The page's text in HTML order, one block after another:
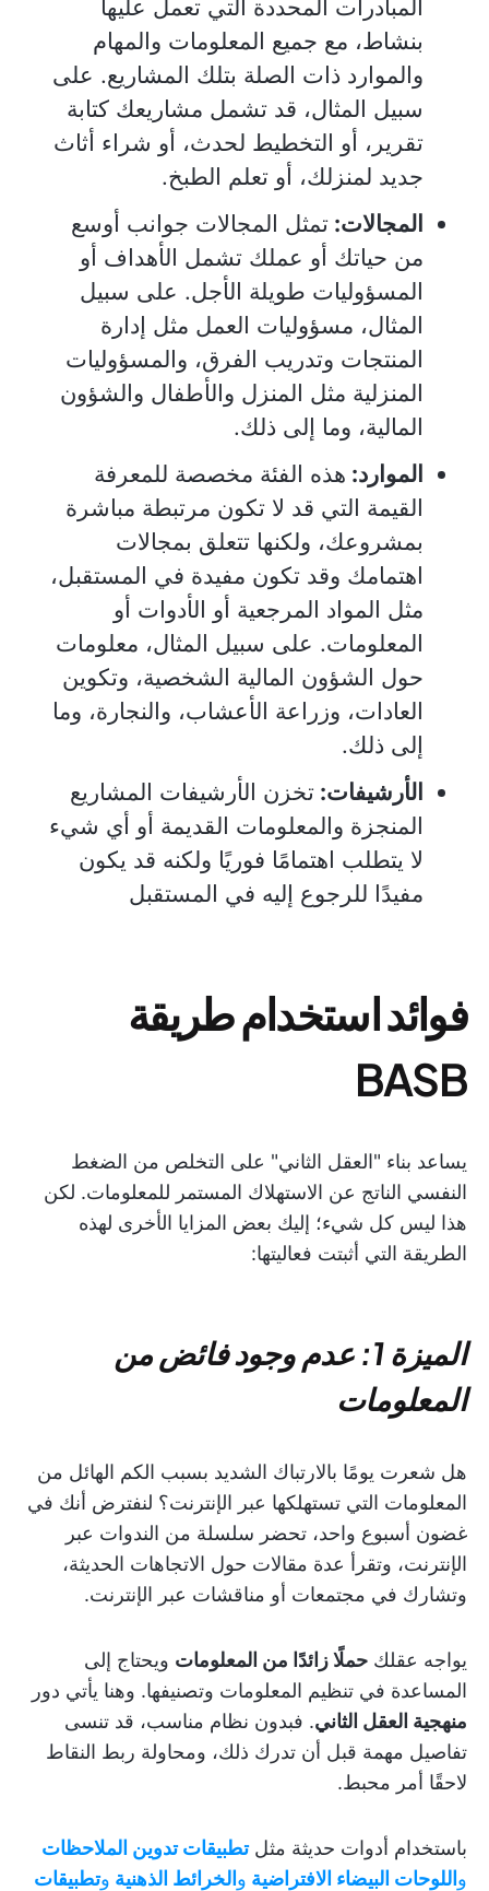
المبادرات المحددة التي تعمل عليها
بنشاط، مع جميع المعلومات والمهام
والموارد ذات الصلة بتلك المشاريع. على
سبيل المثال، قد تشمل مشاريعك كتابة
تقرير، أو التخطيط لحدث، أو شراء أثاث
جديد لمنزلك، أو تعلم الطبخ.
المجالات: تمثل المجالات جوانب أوسع
من حياتك أو عملك تشمل الأهداف أو
المسؤوليات طويلة الأجل. على سبيل
المثال، مسؤوليات العمل مثل إدارة
المنتجات وتدريب الفرق، والمسؤوليات
المنزلية مثل المنزل والأطفال والشؤون
المالية، وما إلى ذلك.
الموارد: هذه الفئة مخصصة للمعرفة
القيمة التي قد لا تكون مرتبطة مباشرة
بمشروعك، ولكنها تتعلق بمجالات
اهتمامك وقد تكون مفيدة في المستقبل،
مثل المواد المرجعية أو الأدوات أو
المعلومات. على سبيل المثال، معلومات
حول الشؤون المالية الشخصية، وتكوين
العادات، وزراعة الأعشاب، والنجارة، وما
إلى ذلك.
الأرشيفات: تخزن الأرشيفات المشاريع
المنجزة والمعلومات القديمة أو أي شيء
لا يتطلب اهتمامًا فوريًا ولكنه قد يكون
مفيدًا للرجوع إليه في المستقبل
فوائد استخدام طريقة
BASB
يساعد بناء "العقل الثاني" على التخلص من الضغط
النفسي الناتج عن الاستهلاك المستمر للمعلومات. لكن
هذا ليس كل شيء؛ إليك بعض المزايا الأخرى لهذه
الطريقة التي أثبتت فعاليتها:
الميزة 1: عدم وجود فائض من
المعلومات
هل شعرت يومًا بالارتباك الشديد بسبب الكم الهائل من
المعلومات التي تستهلكها عبر الإنترنت؟ لنفترض أنك في
غضون أسبوع واحد، تحضر سلسلة من الندوات عبر
الإنترنت، وتقرأ عدة مقالات حول الاتجاهات الحديثة،
وتشارك في مجتمعات أو مناقشات عبر الإنترنت.
يواجه عقلك حملًا زائدًا من المعلومات ويحتاج إلى
المساعدة في تنظيم المعلومات وتصنيفها. وهنا يأتي دور
منهجية العقل الثاني. فبدون نظام مناسب، قد تنسى
تفاصيل مهمة قبل أن تدرك ذلك، ومحاولة ربط النقاط
لاحقًا أمر محبط.
باستخدام أدوات حديثة مثلتطبيقات تدوين الملاحظات
و اللوحات البيضاء الافتراضية و الخرائط الذهنية وتطبيقات